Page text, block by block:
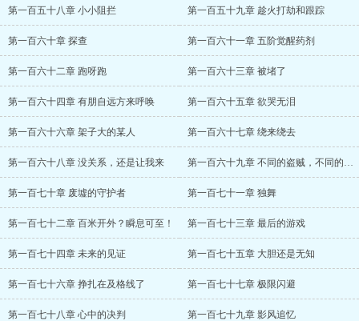
第一百五十八章 小小阻拦 第一百五十九章 趁火打劫和跟踪
第一百六十章 探查 第一百六十一章 五阶觉醒药剂
第一百六十二章 跑呀跑 第一百六十三章 被堵了
第一百六十四章 有朋自远方来呼唤 第一百六十五章 欲哭无泪
第一百六十六章 架子大的某人 第一百六十七章 绕来绕去
第一百六十八章 没关系，还是让我来 第一百六十九章 不同的盗贼，不同的感受
第一百七十章 废墟的守护者 第一百七十一章 独舞
第一百七十二章 百米开外？瞬息可至！ 第一百七十三章 最后的游戏
第一百七十四章 未来的见证 第一百七十五章 大胆还是无知
第一百七十六章 挣扎在及格线了 第一百七十七章 极限闪避
第一百七十八章 心中的决判 第一百七十九章 影风追忆